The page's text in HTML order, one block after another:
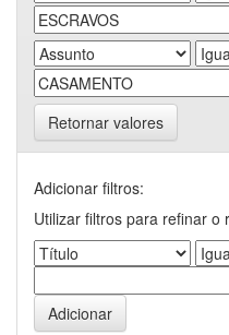
Retornar valores
Adicionar filtros:
Utilizar filtros para refinar o